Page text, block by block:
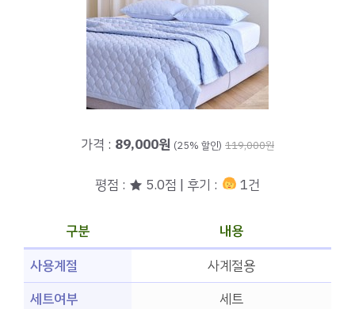
가격 : 89,000원 (25% 할인) 119,000원
평점 : ★ 5.0점 | 후기 : 1건
구분
내용
사용계절
사계절용
세트여부
세트